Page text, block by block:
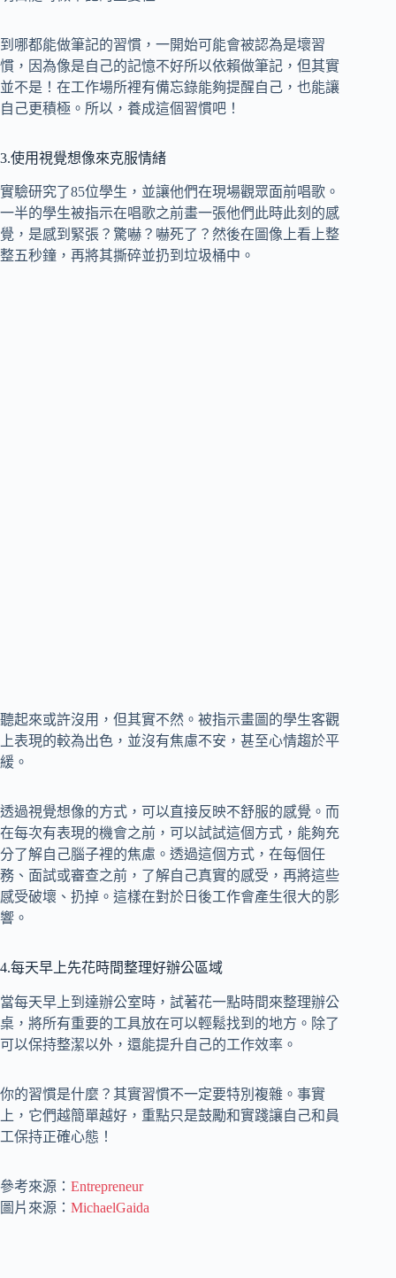
到哪都能做筆記的習慣，一開始可能會被認為是壞習
慣，因為像是自己的記憶不好所以依賴做筆記，但其實
並不是！在工作場所裡有備忘錄能夠提醒自己，也能讓
自己更積極。所以，養成這個習慣吧！
3.使用視覺想像來克服情緒
實驗研究了85位學生，並讓他們在現場觀眾面前唱歌。
一半的學生被指示在唱歌之前畫一張他們此時此刻的感
覺，是感到緊張？驚嚇？嚇死了？然後在圖像上看上整
整五秒鐘，再將其撕碎並扔到垃圾桶中。
聽起來或許沒用，但其實不然。被指示畫圖的學生客觀
上表現的較為出色，並沒有焦慮不安，甚至心情趨於平
緩。
透過視覺想像的方式，可以直接反映不舒服的感覺。而
在每次有表現的機會之前，可以試試這個方式，能夠充
分了解自己腦子裡的焦慮。透過這個方式，在每個任
務、面試或審查之前，了解自己真實的感受，再將這些
感受破壞、扔掉。這樣在對於日後工作會產生很大的影
響。
4.每天早上先花時間整理好辦公區域
當每天早上到達辦公室時，試著花一點時間來整理辦公
桌，將所有重要的工具放在可以輕鬆找到的地方。除了
可以保持整潔以外，還能提升自己的工作效率。
你的習慣是什麼？其實習慣不一定要特別複雜。事實
上，它們越簡單越好，重點只是鼓勵和實踐讓自己和員
工保持正確心態！
參考來源： Entrepreneur
圖片來源： MichaelGaida